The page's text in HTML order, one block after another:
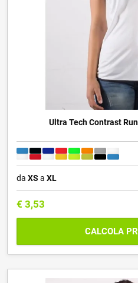
Ultra Tech Contrast
da XS a XL
€ 3,53
CALCOLA